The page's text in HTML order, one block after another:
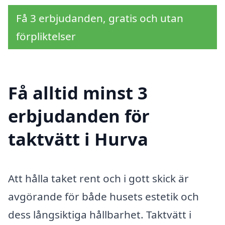
Få 3 erbjudanden, gratis och utan
förpliktelser
Få alltid minst 3
erbjudanden för
taktvätt i Hurva
Att hålla taket rent och i gott skick är
avgörande för både husets estetik och
dess långsiktiga hållbarhet. Taktvätt i